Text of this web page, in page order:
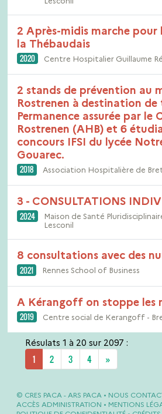
2 Après-midis marche pour
la Thébaudais
2020 Centre Hospitalier Guillaume
2 stands de prévention au
Rostrenen à destination
Permanence assurée par le
Rostrenen (AHB) et 6
concours IFSI du lycée
Gouarec.
2018 Association Hospitalière de
3 - CONSULTATIONS
2024
Maison de Santé
Lesconil
8 consultations avec des
2021 Rennes School of Business
A Kérangoff on stoppe les
2019 Centre social de Kerangoff -
Résulats 1 à 20 sur 2097 :
1 2 3 4 »Next
© CRES PACA - ARS PACA • NOUS
ACCÈS ADMINISTRATION • MENTIONS